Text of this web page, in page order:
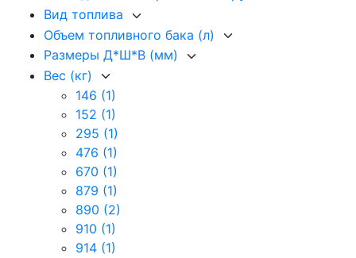
Вид топлива
Объем топливного бака (л)
Размеры Д*Ш*В (мм)
Вес (кг)
146 (1)
152 (1)
295 (1)
476 (1)
670 (1)
879 (1)
890 (2)
910 (1)
914 (1)